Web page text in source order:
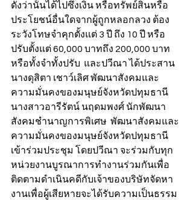
ดังว่านั้นได้ไปซึ่งเงิน หรือทรัพย์สินหรือ
ประโยชน์อื่นใดจากผู้ถูกหลอกลวง ต้อง
ระวังโทษจำคุกตั้งแต่ 3 ปี ถึง 10 ปี หรือ
ปรับตั้งแต่ 60,000 บาทถึง 200,000 บาท
หรือทั้งจำทั้งปรับ  และปวีณา ได้ประสาน
นางดุสิตา เชาว์เลิศ พัฒนาสังคมและ
ความมั่นคงของมนุษย์จังหวัดปทุมธานี
นางสาวอารีรัตน์ นฤดมพงศ์ นักพัฒนา
สังคมชำนาญการพิเศษ  พัฒนาสังคมและ
ความมั่นคงของมนุษย์จังหวัดปทุมธานี
เข้าร่วมประชุม โดยปวีณา จะร่วมกับทุก
หน่วยงานบูรณาการทำงานร่วมกันเพื่อ
ติดตามดำเนินคดีกับเจ้าของบริษัทจัดหา
งานเพื่อผู้เสียหายจะได้รับความเป็นธรรม